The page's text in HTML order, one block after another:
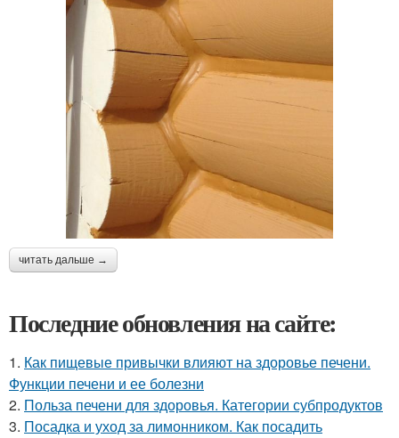
читать дальше →
Последние обновления на сайте:
1. Как пищевые привычки влияют на здоровье печени.
Функции печени и ее болезни
2. Польза печени для здоровья. Категории субпродуктов
3. Посадка и уход за лимонником. Как посадить